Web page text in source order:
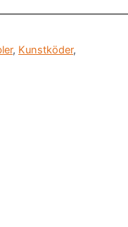
, Kunstköder,